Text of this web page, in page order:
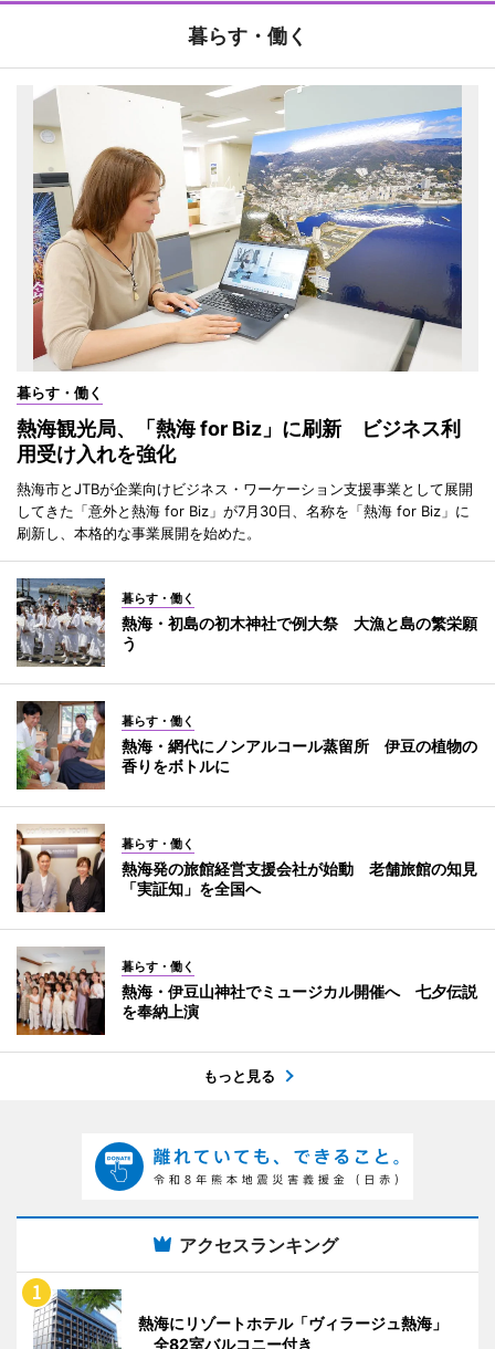
暮らす・働く
暮らす・働く
熱海観光局、「熱海 for Biz」に刷新 ビジネス利
用受け入れを強化
熱海市とJTBが企業向けビジネス・ワーケーション支援事業として展開
してきた「意外と熱海 for Biz」が7月30日、名称を「熱海 for Biz」に
刷新し、本格的な事業展開を始めた。
暮らす・働く
熱海・初島の初木神社で例大祭 大漁と島の繁栄願
う
暮らす・働く
熱海・網代にノンアルコール蒸留所 伊豆の植物の
香りをボトルに
暮らす・働く
熱海発の旅館経営支援会社が始動 老舗旅館の知見
「実証知」を全国へ
暮らす・働く
熱海・伊豆山神社でミュージカル開催へ 七夕伝説
を奉納上演
もっと見る
アクセスランキング
熱海にリゾートホテル「ヴィラージュ熱海」
全82室バルコニー付き